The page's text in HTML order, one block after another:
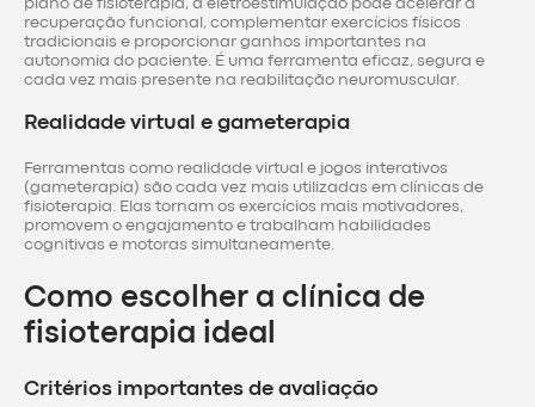
plano de fisioterapia, a eletroestimulação pode acelerar a
recuperação funcional, complementar exercícios físicos
tradicionais e proporcionar ganhos importantes na
autonomia do paciente. É uma ferramenta eficaz, segura e
cada vez mais presente na reabilitação neuromuscular.
Realidade virtual e gameterapia
Ferramentas como realidade virtual e jogos interativos
(gameterapia) são cada vez mais utilizadas em clínicas de
fisioterapia. Elas tornam os exercícios mais motivadores,
promovem o engajamento e trabalham habilidades
cognitivas e motoras simultaneamente.
Como escolher a clínica de
fisioterapia ideal
Critérios importantes de avaliação